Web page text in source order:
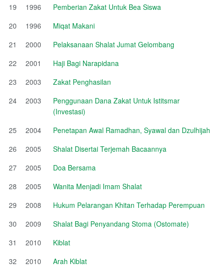
19
1996
Pemberian Zakat Untuk Bea Siswa
20
1996
Miqat Makani
21
2000
Pelaksanaan Shalat Jumat Gelombang
22
2001
Haji Bagi Narapidana
23
2003
Zakat Penghasilan
24
2003
Penggunaan Dana Zakat Untuk Istitsmar
(Investasi)
25
2004
Penetapan Awal Ramadhan, Syawal dan Dzulhijah
26
2005
Shalat Disertai Terjemah Bacaannya
27
2005
Doa Bersama
28
2005
Wanita Menjadi Imam Shalat
29
2008
Hukum Pelarangan Khitan Terhadap Perempuan
30
2009
Shalat Bagi Penyandang Stoma (Ostomate)
31
2010
Kiblat
32
2010 Arah Kiblat